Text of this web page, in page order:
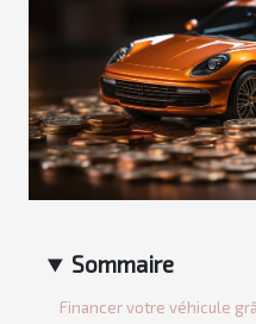
Sommaire
Financer votre véhicule